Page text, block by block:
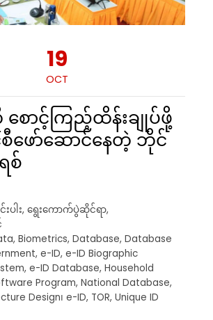
19
OCT
ောင့်ကြည့်ထိန်းချုပ်ဖို့
ဖော်ဆောင်နေတဲ့ ဘိုင်
စ်
ပါး, ရွေးကောက်ပွဲဆိုင်ရာ,
, Biometrics, Database, Database
, e-ID, e-ID Biographic
, e-ID Database, Household
Program, National Database,
Design၊ e-ID, TOR, Unique ID